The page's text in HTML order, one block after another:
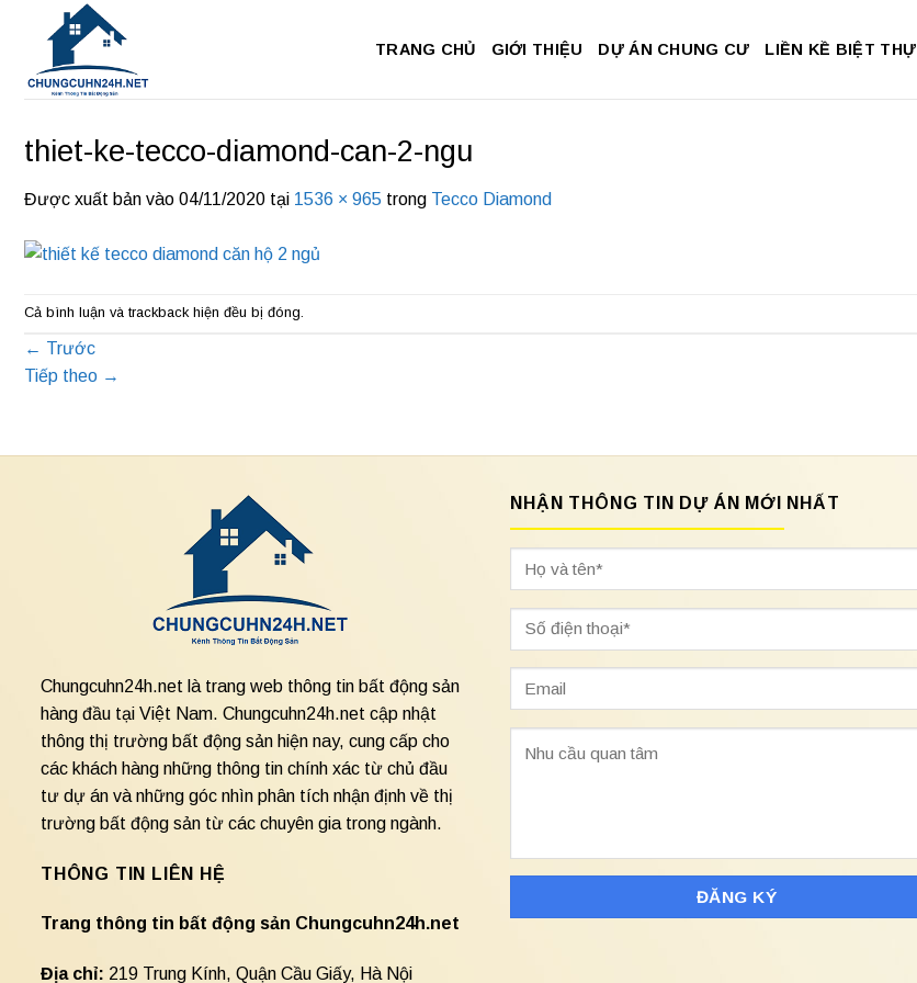
dung
TRANG CHỦ GIỚI THIỆU DỰ ÁN CHUNG CƯ LIỀN KỀ BIỆT THỰ
thiet-ke-tecco-diamond-can-2-ngu
Được xuất bản vào 04/11/2020 tại 1536 × 965 trong Tecco Diamond
Cả bình luận và trackback hiện đều bị đóng.
← Trước
Tiếp theo →
Chungcuhn24h.net là trang web thông tin bất động sản
hàng đầu tại Việt Nam. Chungcuhn24h.net cập nhật
thông thị trường bất động sản hiện nay, cung cấp cho
các khách hàng những thông tin chính xác từ chủ đầu
tư dự án và những góc nhìn phân tích nhận định về thị
trường bất động sản từ các chuyên gia trong ngành.
THÔNG TIN LIÊN HỆ
Trang thông tin bất động sản Chungcuhn24h.net
Địa chỉ: 219 Trung Kính, Quận Cầu Giấy, Hà Nội
NHẬN THÔNG TIN DỰ ÁN MỚI NHẤT